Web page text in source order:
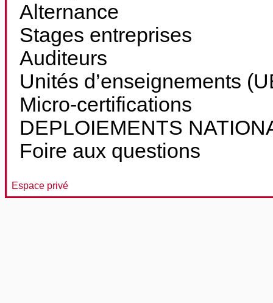
Alternance
Stages entreprises
Auditeurs
Unités d’enseignements
Micro-certifications
DEPLOIEMENTS
Foire aux questions
Espace privé